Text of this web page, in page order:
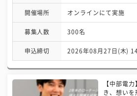
開催場所 オンラインにて実施
募集人数 300名
申込締切 2026年08月27日(木)
【中部電
き、想いを